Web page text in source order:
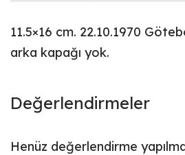
11.5×16 cm. 22.10.1970
arka kapağı yok.
Değerlendirmeler
Henüz değerlendirme